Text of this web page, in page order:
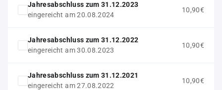
Jahresabschluss zum 31.12.2023
eingereicht am 20.08.2024
10,90€
Jahresabschluss zum 31.12.2022
eingereicht am 30.08.2023
10,90€
Jahresabschluss zum 31.12.2021
eingereicht am 27.08.2022
10,90€